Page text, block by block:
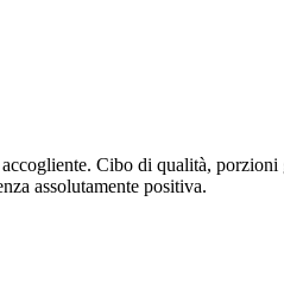
Cibo di qualità, porzioni
assolutamente positiva.